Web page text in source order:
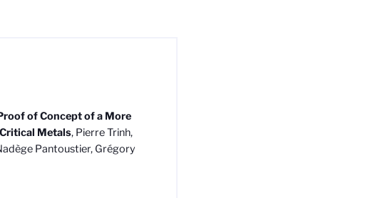
of Concept of a More
Metals, Pierre Trinh,
Pantoustier, Grégory